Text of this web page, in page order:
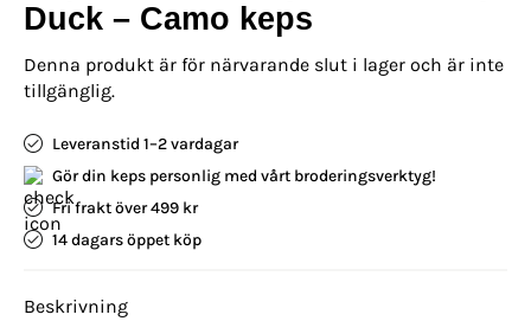
Duck – Camo keps
Denna produkt är för närvarande slut i lager och är inte
tillgänglig.
Leveranstid 1–2 vardagar
Gör din keps personlig med vårt broderingsverktyg!
Fri frakt över 499 kr
14 dagars öppet köp
Beskrivning